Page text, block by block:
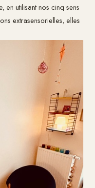
en utilisant nos cinq sens
extrasensorielles, elles